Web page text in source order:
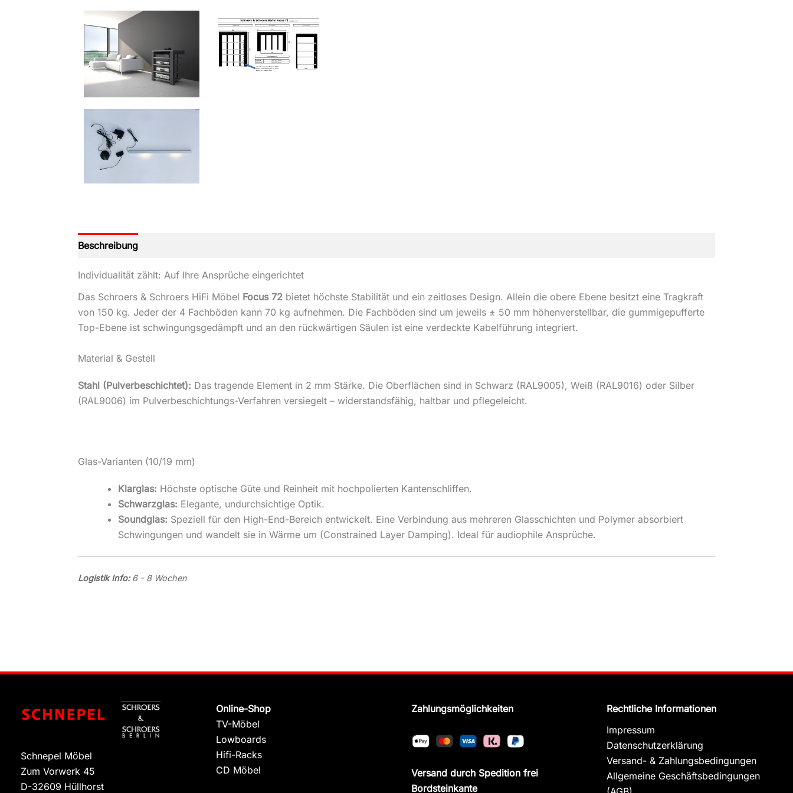
Beschreibung
Individualität zählt: Auf Ihre Ansprüche eingerichtet
Das Schroers & Schroers HiFi Möbel Focus 72 bietet höchste Stabilität und ein zeitloses Design. Allein die obere Ebene besitzt eine Tragkraft
von 150 kg. Jeder der 4 Fachböden kann 70 kg aufnehmen. Die Fachböden sind um jeweils ± 50 mm höhenverstellbar, die gummigepufferte
Top-Ebene ist schwingungsgedämpft und an den rückwärtigen Säulen ist eine verdeckte Kabelführung integriert.
Material & Gestell
Stahl (Pulverbeschichtet): Das tragende Element in 2 mm Stärke. Die Oberflächen sind in Schwarz (RAL9005), Weiß (RAL9016) oder Silber
(RAL9006) im Pulverbeschichtungs-Verfahren versiegelt – widerstandsfähig, haltbar und pflegeleicht.
Glas-Varianten (10/19 mm)
Klarglas: Höchste optische Güte und Reinheit mit hochpolierten Kantenschliffen.
Schwarzglas: Elegante, undurchsichtige Optik.
Soundglas: Speziell für den High-End-Bereich entwickelt. Eine Verbindung aus mehreren Glasschichten und Polymer absorbiert
Schwingungen und wandelt sie in Wärme um (Constrained Layer Damping). Ideal für audiophile Ansprüche.
Logistik Info:6 - 8 Wochen
Schnepel Möbel
Zum Vorwerk 45
D-32609 Hüllhorst
Online-Shop
TV-Möbel
Lowboards
Hifi-Racks
CD Möbel
Zahlungsmöglichkeiten
Versand durch Spedition frei
Bordsteinkante
Rechtliche Informationen
Impressum
Datenschutzerklärung
Versand- & Zahlungsbedingungen
Allgemeine Geschäftsbedingungen